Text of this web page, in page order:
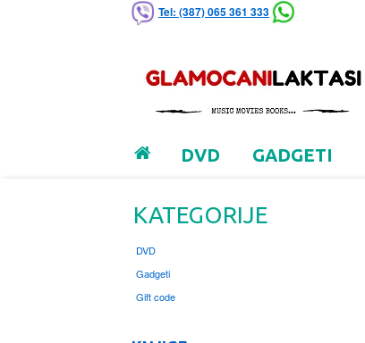
Tel: (387) 065 361 333
DVD GADGETI
KATEGORIJE
DVD
Gadgeti
Gift code